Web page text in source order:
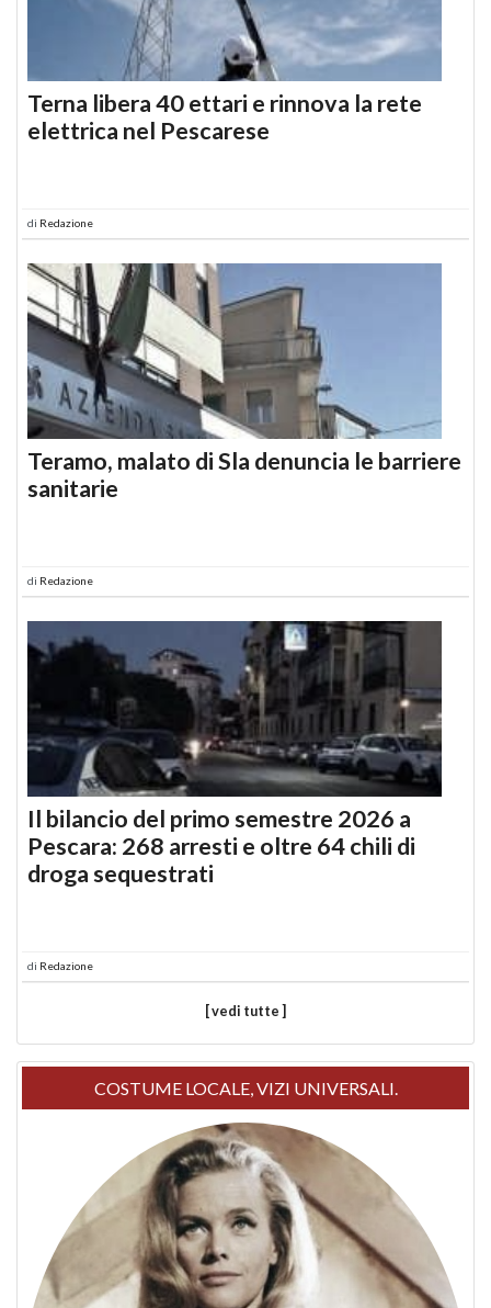
Terna libera 40 ettari e rinnova la rete
elettrica nel Pescarese
di Redazione
Teramo, malato di Sla denuncia le barriere
sanitarie
di Redazione
Il bilancio del primo semestre 2026 a
Pescara: 268 arresti e oltre 64 chili di
droga sequestrati
di Redazione
[ vedi tutte ]
COSTUME LOCALE, VIZI UNIVERSALI.